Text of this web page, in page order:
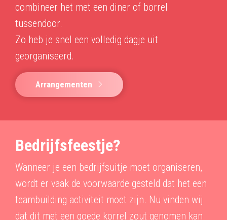
combineer het met een diner of borrel
tussendoor.
Zo heb je snel een volledig dagje uit
georganiseerd.
Arrangementen
Bedrijfsfeestje?
Wanneer je een bedrijfsuitje moet organiseren,
wordt er vaak de voorwaarde gesteld dat het een
teambuilding activiteit moet zijn. Nu vinden wij
dat dit met een goede korrel zout genomen kan